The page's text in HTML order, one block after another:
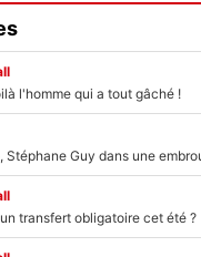
l'homme qui a tout gâché !
transfert obligatoire cet été ?